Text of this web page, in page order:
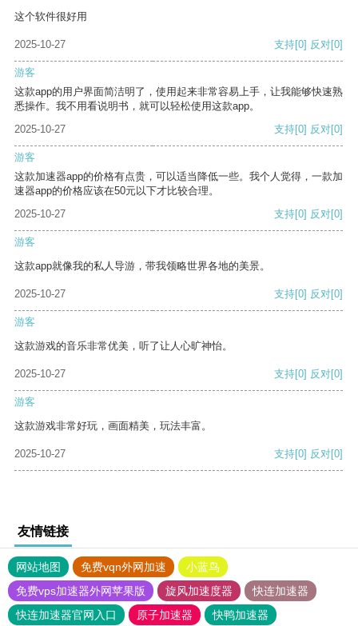
这个软件很好用
2025-10-27 支持[0] 反对[0]
游客
这款app的用户界面简洁明了，使用起来非常容易上手，让我能够快速熟
悉操作。我不用看说明书，就可以轻松使用这款app。
2025-10-27
支持[0] 反对[0]
游客
这款加速器app的价格有点贵，可以适当降低一些。我个人觉得，一款加
速器app的价格应该在50元以下才比较合理。
2025-10-27
支持[0] 反对[0]
游客
这款app就像我的私人导游，带我领略世界各地的美景。
2025-10-27 支持[0] 反对[0]
游客
这款游戏的音乐非常优美，听了让人心旷神怡。
2025-10-27 支持[0] 反对[0]
游客
这款游戏非常好玩，画面精美，玩法丰富。
2025-10-27 支持[0] 反对[0]
友情链接
网站地图 免费vqn外网加速
小蓝鸟
免费vps加速器外网苹果版
旋风加速度器
快连加速器
快连加速器官网入口
原子加速器 快鸭加速器